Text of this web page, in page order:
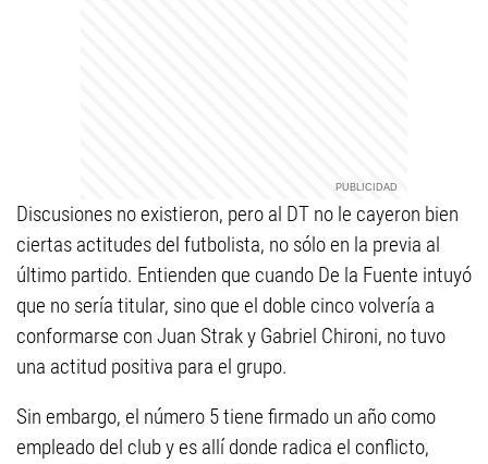
Discusiones no existieron, pero al DT no le cayeron bien
ciertas actitudes del futbolista, no sólo en la previa al
último partido. Entienden que cuando De la Fuente intuyó
que no sería titular, sino que el doble cinco volvería a
conformarse con Juan Strak y Gabriel Chironi, no tuvo
una actitud positiva para el grupo.
Sin embargo, el número 5 tiene firmado un año como
empleado del club y es allí donde radica el conflicto,